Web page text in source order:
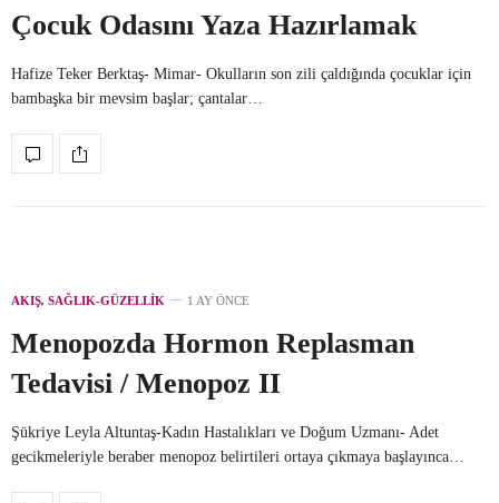
Çocuk Odasını Yaza Hazırlamak
Hafize Teker Berktaş- Mimar- Okulların son zili çaldığında çocuklar için
bambaşka bir mevsim başlar; çantalar…
AKIŞ, SAĞLIK-GÜZELLIK 1 AY ÖNCE
Menopozda Hormon Replasman
Tedavisi / Menopoz II
Şükriye Leyla Altuntaş-Kadın Hastalıkları ve Doğum Uzmanı- Adet
gecikmeleriyle beraber menopoz belirtileri ortaya çıkmaya başlayınca…